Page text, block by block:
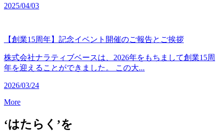
2025/04/03
【創業15周年】記念イベント開催のご報告とご挨拶
株式会社ナラティブベースは、2026年をもちまして創業15周
年を迎えることができました。 この大...
2026/03/24
More
‘はたらく’を